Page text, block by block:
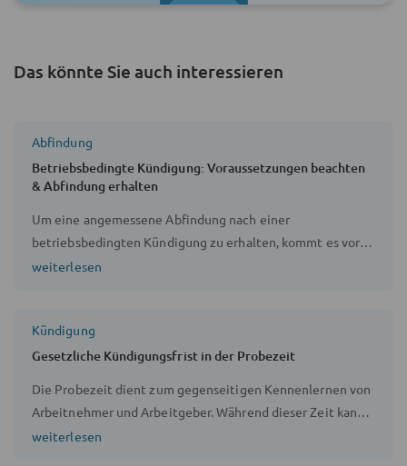
Das könnte Sie auch interessieren
Abfindung
Betriebsbedingte Kündigung: Voraussetzungen beachten
& Abfindung erhalten
Um eine angemessene Abfindung nach einer
betriebsbedingten Kündigung zu erhalten, kommt es vor
allem auf Ihr Verhandlungsgeschick an.
weiterlesen
Kündigung
Gesetzliche Kündigungsfrist in der Probezeit
Die Probezeit dient zum gegenseitigen Kennenlernen von
Arbeitnehmer und Arbeitgeber. Während dieser Zeit kann
das Arbeitsverhältnis unkompliziert beendet werden.
weiterlesen